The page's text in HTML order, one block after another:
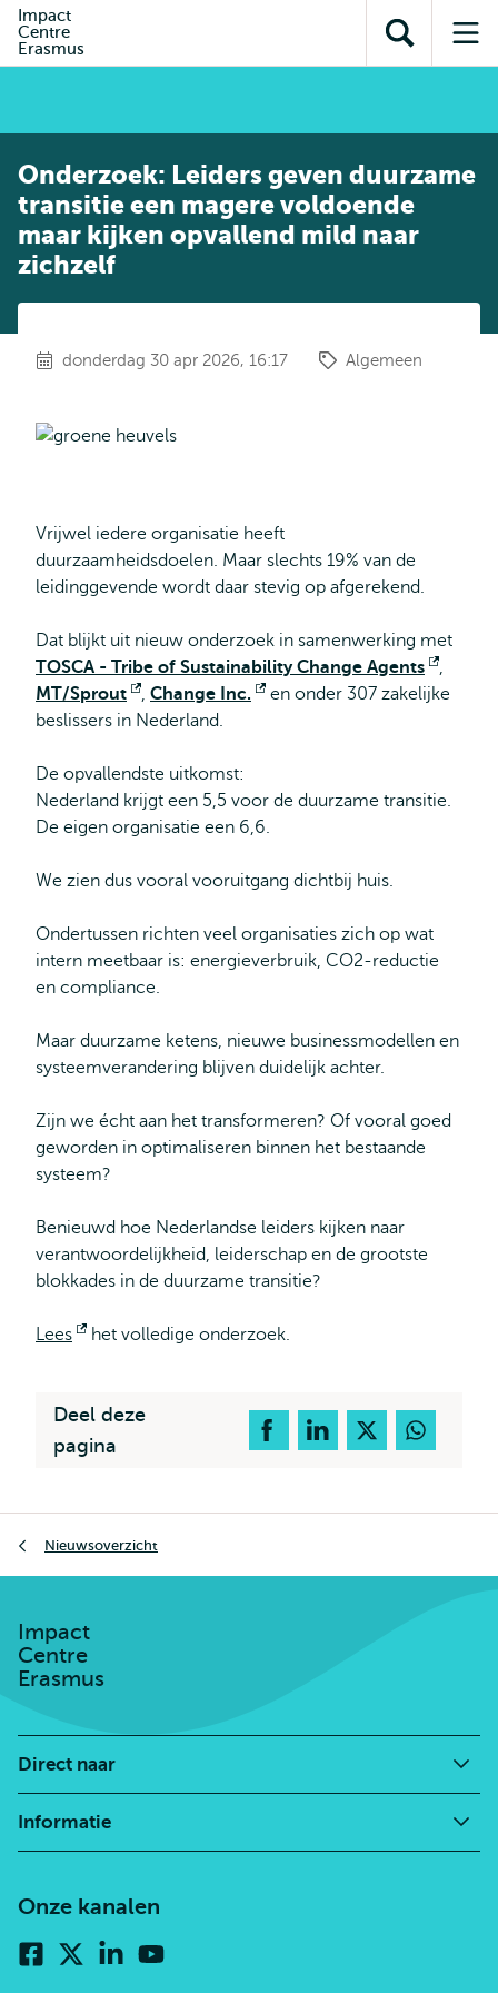
inhoud
Direct naar
subnavigatie
Impact
Centre
Erasmus
Toon
zoekveld
Onderzoek: Leiders geven duurzame
transitie een magere voldoende
maar kijken opvallend mild naar
zichzelf
donderdag 30 apr 2026, 16:17 Algemeen
Vrijwel iedere organisatie heeft
duurzaamheidsdoelen. Maar slechts 19% van de
leidinggevende wordt daar stevig op afgerekend.
Dat blijkt uit nieuw onderzoek in samenwerking met
TOSCA - Tribe of Sustainability Change Agents
Opent
extern
,
MT/Sprout
Opent
extern
, Change Inc.
Opent
en onder 307 zakelijke
beslissers in Nederland.
De opvallendste uitkomst:
Nederland krijgt een 5,5 voor de duurzame transitie.
De eigen organisatie een 6,6.
We zien dus vooral vooruitgang dichtbij huis.
Ondertussen richten veel organisaties zich op wat
intern meetbaar is: energieverbruik, CO2-reductie
en compliance.
Maar duurzame ketens, nieuwe businessmodellen en
systeemverandering blijven duidelijk achter.
Zijn we écht aan het transformeren? Of vooral goed
geworden in optimaliseren binnen het bestaande
systeem?
Benieuwd hoe Nederlandse leiders kijken naar
verantwoordelijkheid, leiderschap en de grootste
blokkades in de duurzame transitie?
Lees
Opent
het volledige onderzoek.
Deel deze
pagina
Nieuwsoverzicht
Impact
Centre
Erasmus
Direct naar
Informatie
Onze kanalen
Facebook Linkedin